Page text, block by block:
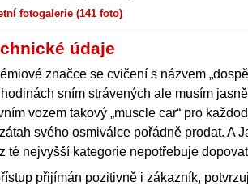
fotogalerie (141 foto)
údaje
značce se cvičení s názvem
sním strávených ale musím
vozem takový „muscle car“ pro
svého osmiválce pořádně prodat. A
té nejvyšší kategorie nepotřebuje
přijímán pozitivně i zákazník,